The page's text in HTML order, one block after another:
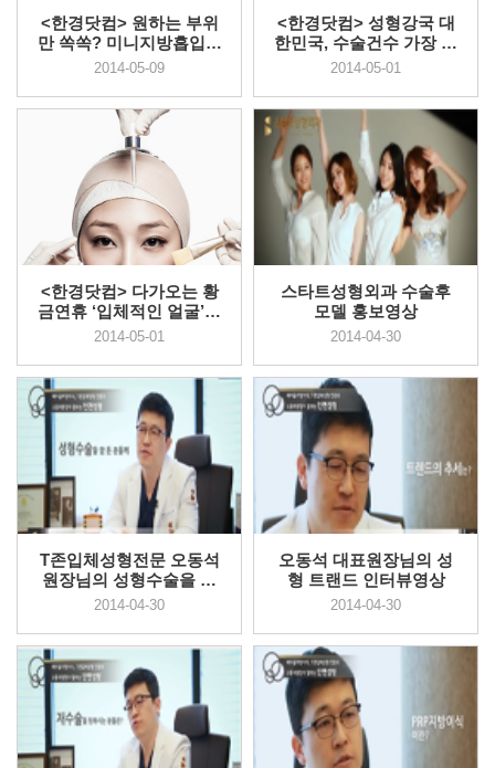
<한경닷컴> 원하는 부위
만 쏙쏙? 미니지방흡입이
뜬다
2014-05-09
<한경닷컴> 성형강국 대
한민국, 수술건수 가장 많
이 증...
2014-05-01
<한경닷컴> 다가오는 황
금연휴 ‘입체적인 얼굴’로
자신...
2014-05-01
스타트성형외과 수술후
모델 홍보영상
2014-04-30
T존입체성형전문 오동석
원장님의 성형수술을 계
획하신분...
2014-04-30
오동석 대표원장님의 성
형 트랜드 인터뷰영상
2014-04-30